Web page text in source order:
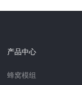
产品中心
蜂窝模组